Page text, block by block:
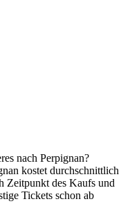
nach Perpignan?
kostet durchschnittlich
Zeitpunkt des Kaufs und
Tickets schon ab